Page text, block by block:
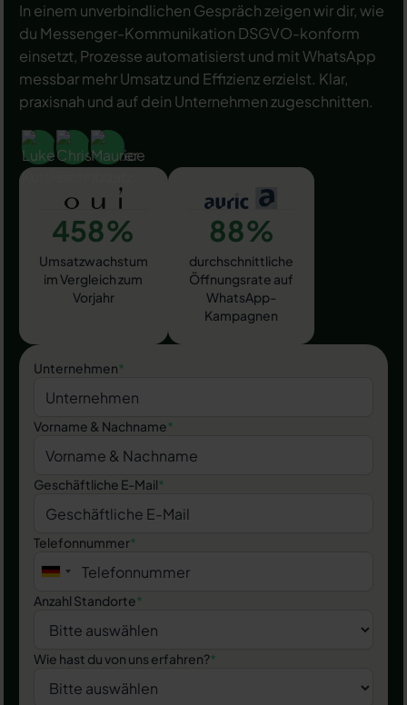
In einem unverbindlichen Gespräch zeigen wir dir, wie
du Messenger-Kommunikation DSGVO-konform
einsetzt, Prozesse automatisierst und mit WhatsApp
messbar mehr Umsatz und Effizienz erzielst. Klar,
praxisnah und auf dein Unternehmen zugeschnitten.
458%
Umsatzwachstum
im Vergleich zum
Vorjahr
88%
durchschnittliche
Öffnungsrate auf
WhatsApp-
Kampagnen
Unternehmen*
Vorname & Nachname*
Geschäftliche E-Mail*
Telefonnummer*
Anzahl Standorte*
Wie hast du von uns erfahren?*